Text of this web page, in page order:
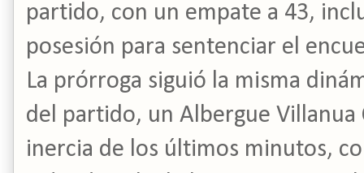
partido, con un empate a 43,
posesión para sentenciar el
La prórroga siguió la misma
del partido, un Albergue Villanua
inercia de los últimos minutos,